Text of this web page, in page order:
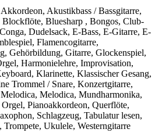
Akkordeon, Akustikbass / Bassgitarre,
Blockflöte, Bluesharp , Bongos, Club-
Dudelsack, E-Bass, E-Gitarre, E-
Flamencogitarre,
Gehörbildung, Gitarre, Glockenspiel,
Harmonielehre, Improvisation,
Klarinette, Klassischer Gesang,
Trommel / Snare, Konzertgitarre,
Melodica, Mundharmonika,
Pianoakkordeon, Querflöte,
Schlagzeug, Tabulatur lesen,
Trompete, Ukulele, Westerngitarre